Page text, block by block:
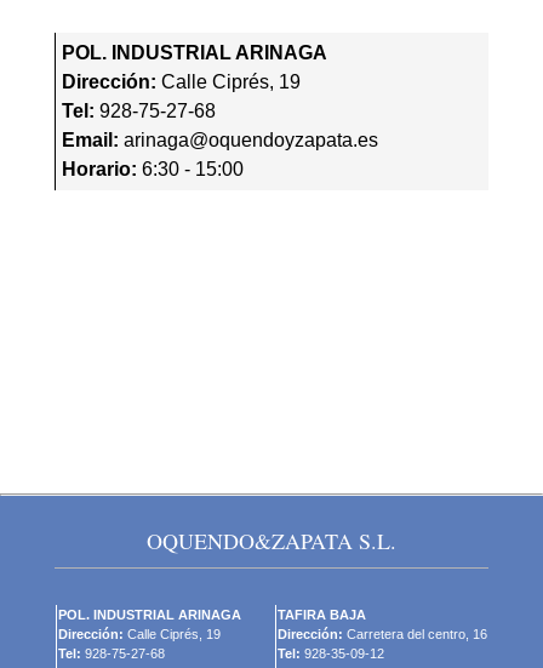
POL. INDUSTRIAL ARINAGA
Dirección: Calle Ciprés, 19
Tel: 928-75-27-68
Email: arinaga@oquendoyzapata.es
Horario: 6:30 - 15:00
OQUENDO&ZAPATA S.L.
POL. INDUSTRIAL ARINAGA
Dirección: Calle Ciprés, 19
Tel: 928-75-27-68
TAFIRA BAJA
Dirección: Carretera del centro, 16
Tel: 928-35-09-12